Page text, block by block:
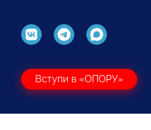
Вступи в «ОПОРУ»